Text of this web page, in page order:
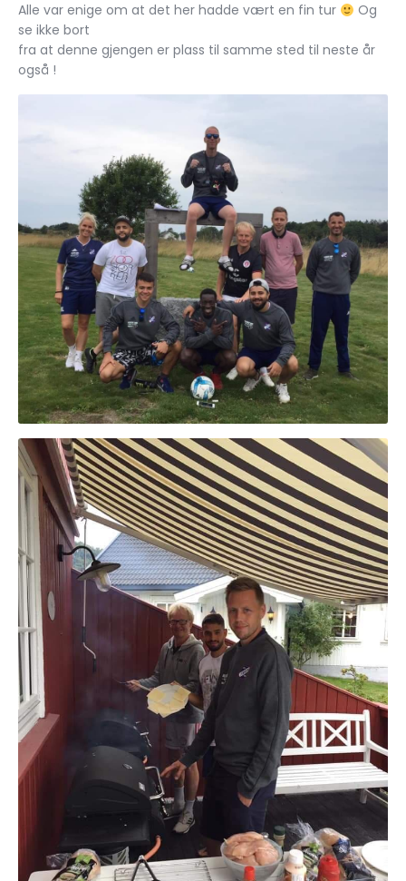
Alle var enige om at det her hadde vært en fin tur
Og
se ikke bort
fra at denne gjengen er plass til samme sted til neste år
også !